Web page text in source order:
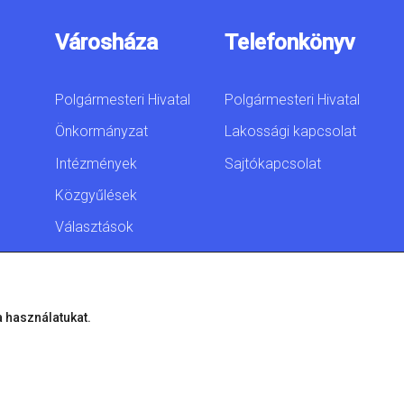
Városháza
Polgármesteri Hivatal
Önkormányzat
Intézmények
Közgyűlések
Választások
Akadálymentesítési
Telefonkönyv
Polgármesteri Hivatal
Lakossági kapcsolat
Sajtókapcsolat